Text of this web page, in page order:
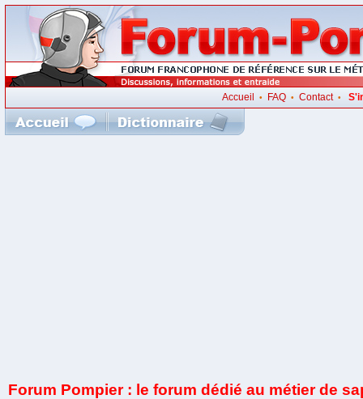
Accueil • FAQ• Contact•
Forum Pompier : le forum dédié au métier de